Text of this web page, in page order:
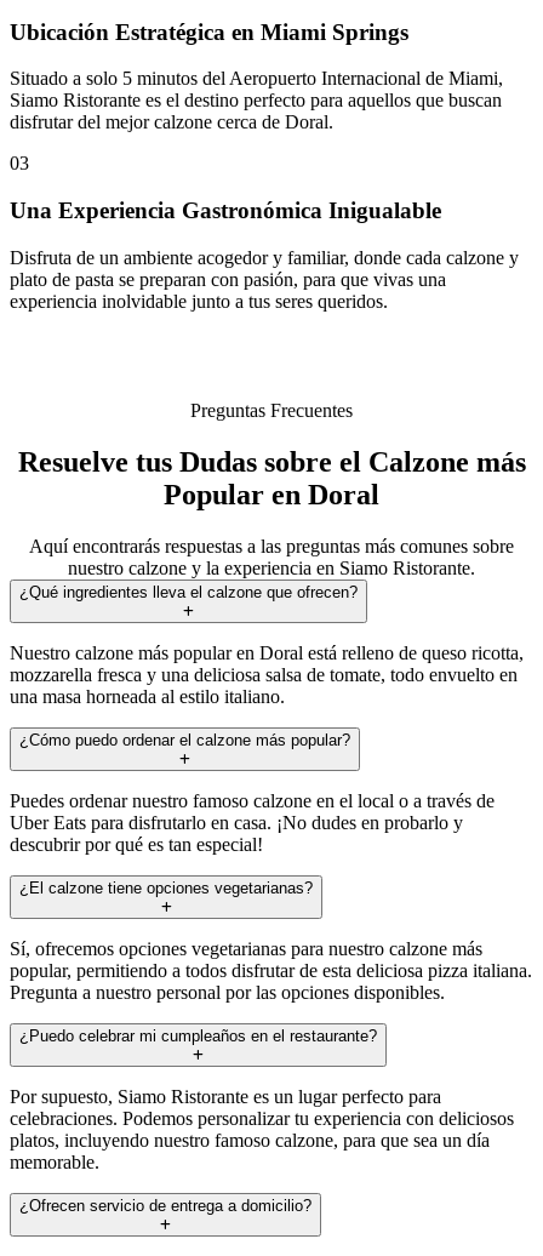
Ubicación Estratégica en Miami Springs
Situado a solo 5 minutos del Aeropuerto Internacional de Miami,
Siamo Ristorante es el destino perfecto para aquellos que buscan
disfrutar del mejor calzone cerca de Doral.
03
Una Experiencia Gastronómica Inigualable
Disfruta de un ambiente acogedor y familiar, donde cada calzone y
plato de pasta se preparan con pasión, para que vivas una
experiencia inolvidable junto a tus seres queridos.
Preguntas Frecuentes
Resuelve tus Dudas sobre el Calzone más
Popular en Doral
Aquí encontrarás respuestas a las preguntas más comunes sobre
nuestro calzone y la experiencia en Siamo Ristorante.
¿Qué ingredientes lleva el calzone que ofrecen?
Nuestro calzone más popular en Doral está relleno de queso ricotta,
mozzarella fresca y una deliciosa salsa de tomate, todo envuelto en
una masa horneada al estilo italiano.
¿Cómo puedo ordenar el calzone más popular?
Puedes ordenar nuestro famoso calzone en el local o a través de
Uber Eats para disfrutarlo en casa. ¡No dudes en probarlo y
descubrir por qué es tan especial!
¿El calzone tiene opciones vegetarianas?
Sí, ofrecemos opciones vegetarianas para nuestro calzone más
popular, permitiendo a todos disfrutar de esta deliciosa pizza italiana.
Pregunta a nuestro personal por las opciones disponibles.
¿Puedo celebrar mi cumpleaños en el restaurante?
Por supuesto, Siamo Ristorante es un lugar perfecto para
celebraciones. Podemos personalizar tu experiencia con deliciosos
platos, incluyendo nuestro famoso calzone, para que sea un día
memorable.
¿Ofrecen servicio de entrega a domicilio?